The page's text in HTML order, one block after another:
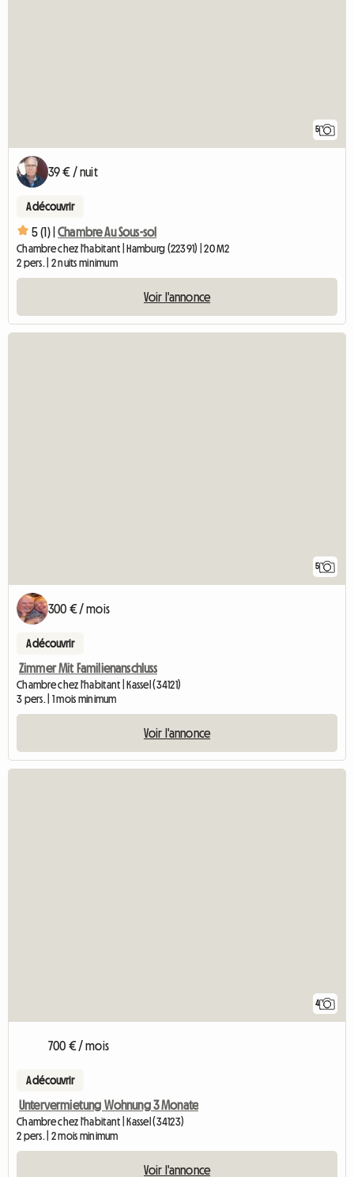
5
39 € / nuit
A découvrir
5 (1) | Chambre Au Sous-sol
Chambre chez l'habitant | Hamburg (22391) | 20 M2
2 pers. | 2 nuits minimum
Voir l'annonce
5
300 € / mois
A découvrir
Zimmer Mit Familienanschluss
Chambre chez l'habitant | Kassel (34121)
3 pers. | 1 mois minimum
Voir l'annonce
4
700 € / mois
A découvrir
Untervermietung Wohnung 3 Monate
Chambre chez l'habitant | Kassel (34123)
2 pers. | 2 mois minimum
Voir l'annonce